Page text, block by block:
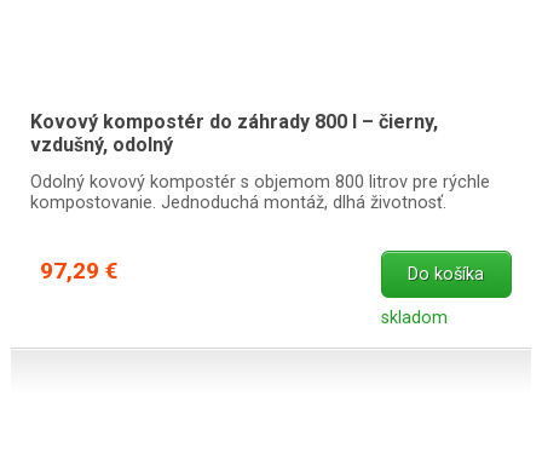
Kovový kompostér do záhrady 800 l – čierny,
vzdušný, odolný
Odolný kovový kompostér s objemom 800 litrov pre rýchle
kompostovanie. Jednoduchá montáž, dlhá životnosť.
97,29 € Do košíka
skladom